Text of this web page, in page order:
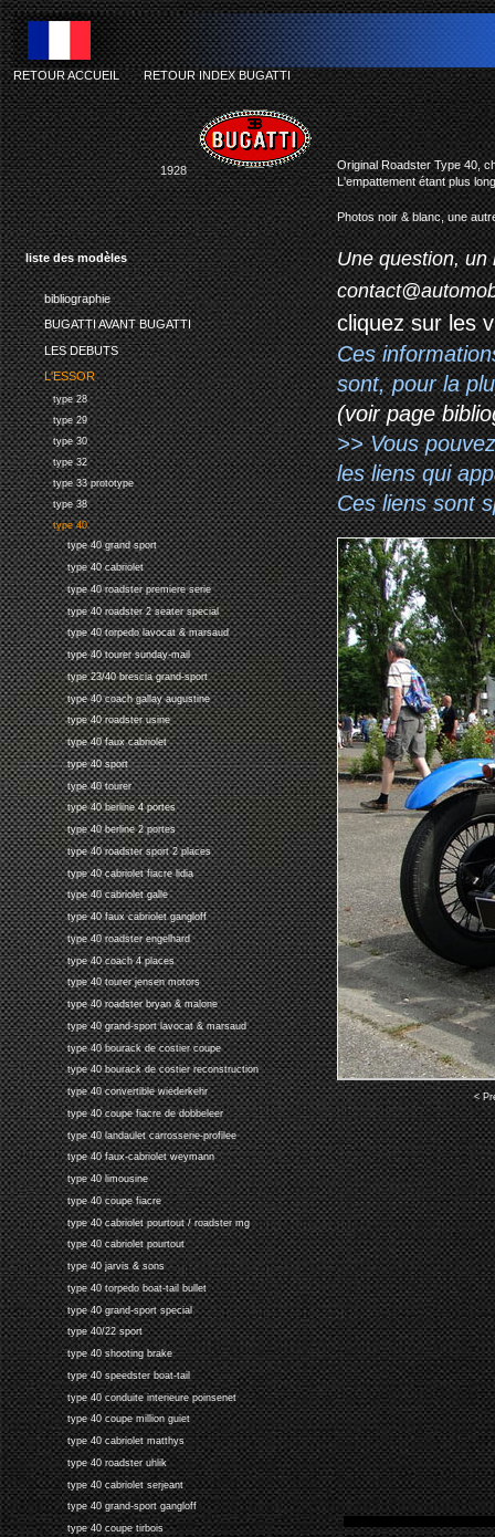
liste des modèles
bibliographie
BUGATTI AVANT BUGATTI
LES DEBUTS
L'ESSOR
type 28
type 29
type 30
type 32
type 33 prototype
type 38
type 40
type 40 grand sport
type 40 cabriolet
type 40 roadster premiere serie
type 40 roadster 2 seater special
type 40 torpedo lavocat & marsaud
type 40 tourer sunday-mail
type 23/40 brescia grand-sport
type 40 coach gallay augustine
type 40 roadster usine
type 40 faux cabriolet
type 40 sport
type 40 tourer
type 40 berline 4 portes
type 40 berline 2 portes
type 40 roadster sport 2 places
type 40 cabriolet fiacre lidia
type 40 cabriolet galle
type 40 faux cabriolet gangloff
type 40 roadster engelhard
type 40 coach 4 places
type 40 tourer jensen motors
type 40 roadster bryan & malone
type 40 grand-sport lavocat & marsaud
type 40 bourack de costier coupe
type 40 bourack de costier reconstruction
type 40 convertible wiederkehr
type 40 coupe fiacre de dobbeleer
type 40 landaulet carrosserie-profilee
type 40 faux-cabriolet weymann
type 40 limousine
type 40 coupe fiacre
type 40 cabriolet pourtout / roadster mg
type 40 cabriolet pourtout
type 40 jarvis & sons
type 40 torpedo boat-tail bullet
type 40 grand-sport special
type 40/22 sport
type 40 shooting brake
type 40 speedster boat-tail
type 40 conduite interieure poinsenet
type 40 coupe million guiet
type 40 cabriolet matthys
type 40 roadster uhlik
type 40 cabriolet serjeant
type 40 grand-sport gangloff
type 40 coupe tirbois
RETOUR ACCUEIL-RETOUR INDEX BUGATTI
1928
Original Roadster Type 40,
L'empattement étant plus
Photos noir & blanc, une
Une question,
cliquez sur les
Ces
sont, pour la
(voir page
>> Vous
les liens qui
Ces liens sont
<